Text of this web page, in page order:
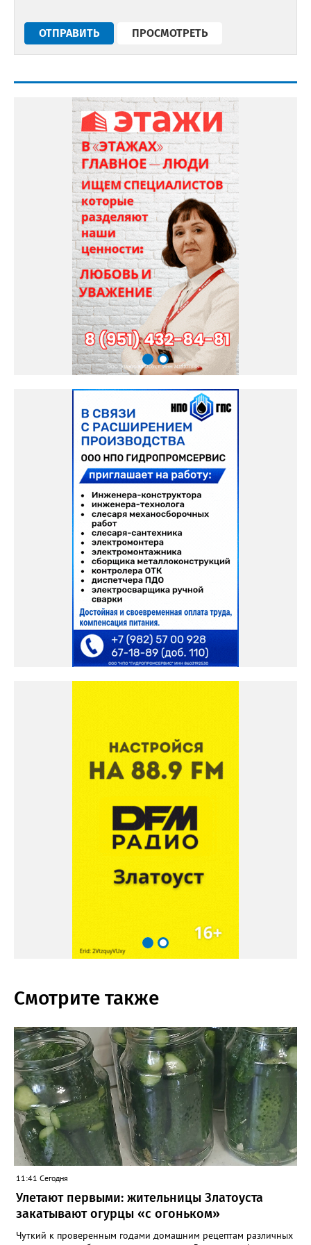
Смотрите также
11:41 Сегодня
Улетают первыми: жительницы Златоуста
закатывают огурцы «с огоньком»
Чуткий к проверенным годами домашним рецептам различных